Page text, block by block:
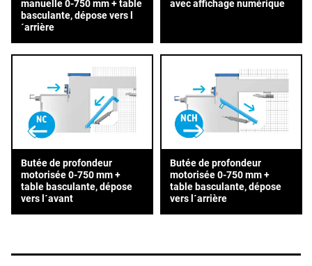
manuelle 0-750 mm + table
basculante, dépose vers l
´arrière
avec affichage numérique
Butée de profondeur
motorisée 0-750 mm +
table basculante, dépose
vers l´avant
Butée de profondeur
motorisée 0-750 mm +
table basculante, dépose
vers l´arrière